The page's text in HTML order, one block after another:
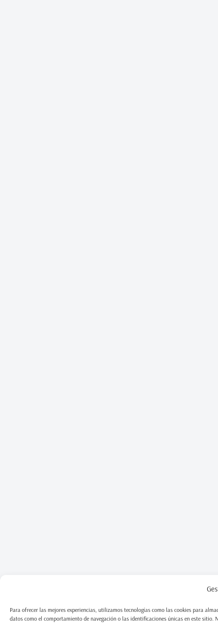
Para ofrecer las mejores experiencias, utilizamos tecnologías como las cookies para
datos como el comportamiento de navegación o las identificaciones únicas en este